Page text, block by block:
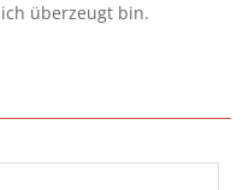
überzeugt bin.